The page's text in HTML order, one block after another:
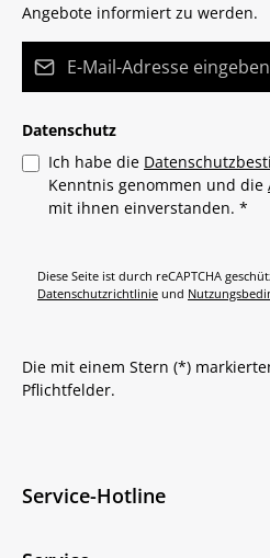
Angebote informiert zu werden.
Datenschutz
Ich habe die
Kenntnis genommen und die
mit ihnen einverstanden. *
Diese Seite ist durch reCAPTCHA
Datenschutzrichtlinie und
Die mit einem Stern (*)
Pflichtfelder.
Service-Hotline